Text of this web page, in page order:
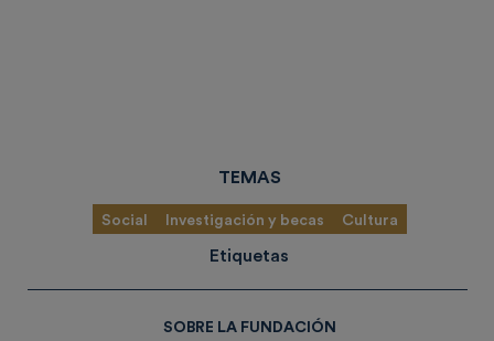
TEMAS
Social Investigación y becas Cultura
Etiquetas
SOBRE LA FUNDACIÓN